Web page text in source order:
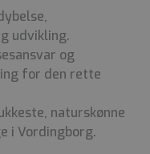
udvikling.
og
for den rette
naturskønne
i Vordingborg.